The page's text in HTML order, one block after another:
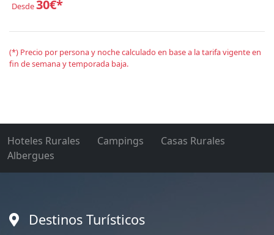
Desde30€*
(*) Precio por persona y noche calculado en base a la tarifa vigente en
fin de semana y temporada baja.
Hoteles Rurales Campings
Casas Rurales
Albergues
Destinos Turísticos